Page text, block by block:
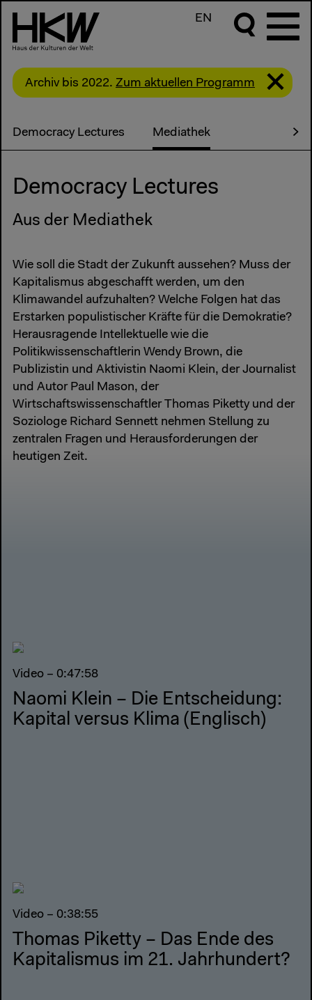
EN
Archiv bis 2022. Zum aktuellen Programm
Democracy Lectures Mediathek
Democracy Lectures
Aus der Mediathek
Wie soll die Stadt der Zukunft aussehen? Muss der
Kapitalismus abgeschafft werden, um den
Klimawandel aufzuhalten? Welche Folgen hat das
Erstarken populistischer Kräfte für die Demokratie?
Herausragende Intellektuelle wie die
Politikwissenschaftlerin Wendy Brown, die
Publizistin und Aktivistin Naomi Klein, der Journalist
und Autor Paul Mason, der
Wirtschaftswissenschaftler Thomas Piketty und der
Soziologe Richard Sennett nehmen Stellung zu
zentralen Fragen und Herausforderungen der
heutigen Zeit.
Video – 0:47:58
Naomi Klein – Die Entscheidung:
Kapital versus Klima (Englisch)
Video – 0:38:55
Thomas Piketty – Das Ende des
Kapitalismus im 21. Jahrhundert?